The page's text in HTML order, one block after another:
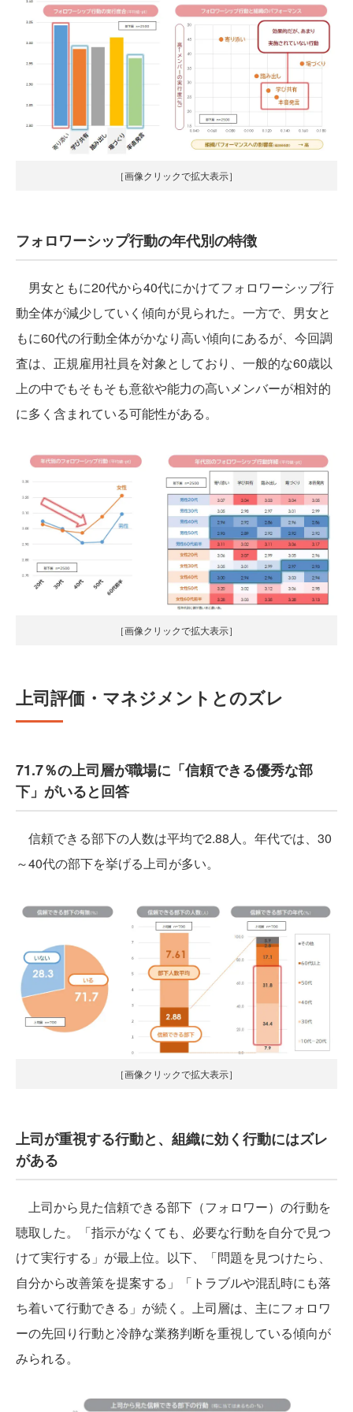
［画像クリックで拡大表示］
フォロワーシップ行動の年代別の特徴
男女ともに20代から40代にかけてフォロワーシップ行
動全体が減少していく傾向が見られた。一方で、男女と
もに60代の行動全体がかなり高い傾向にあるが、今回調
査は、正規雇用社員を対象としており、一般的な60歳以
上の中でもそもそも意欲や能力の高いメンバーが相対的
に多く含まれている可能性がある。
［画像クリックで拡大表示］
上司評価・マネジメントとのズレ
71.7％の上司層が職場に「信頼できる優秀な部
下」がいると回答
信頼できる部下の人数は平均で2.88人。年代では、30
～40代の部下を挙げる上司が多い。
［画像クリックで拡大表示］
上司が重視する行動と、組織に効く行動にはズレ
がある
上司から見た信頼できる部下（フォロワー）の行動を
聴取した。「指示がなくても、必要な行動を自分で見つ
けて実行する」が最上位。以下、「問題を見つけたら、
自分から改善策を提案する」「トラブルや混乱時にも落
ち着いて行動できる」が続く。上司層は、主にフォロワ
ーの先回り行動と冷静な業務判断を重視している傾向が
みられる。